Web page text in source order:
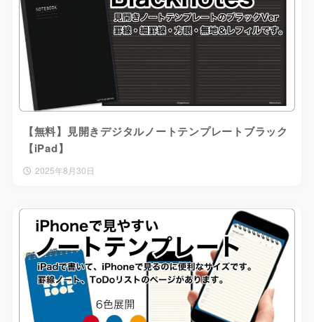
【無料】見開きデジタルノートテンプレートブラック
【iPad】
2025年8月30日